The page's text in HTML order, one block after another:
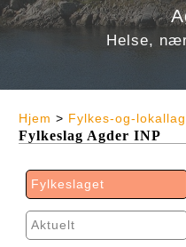
Helse,
Hjem > Fylkes-og-lokallag
Fylkeslag Agder INP
Fylkeslaget
Aktuelt